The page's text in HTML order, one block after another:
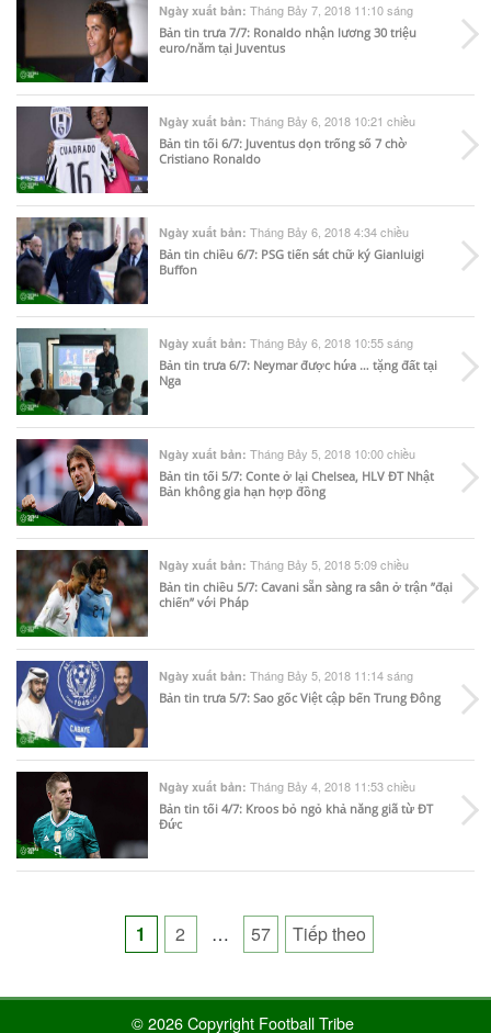
Ngày xuất bản: Tháng Bảy 7, 2018 11:10 sáng
Bản tin trưa 7/7: Ronaldo nhận lương 30 triệu
euro/năm tại Juventus
Ngày xuất bản: Tháng Bảy 6, 2018 10:21 chiều
Bản tin tối 6/7: Juventus dọn trống số 7 chờ
Cristiano Ronaldo
Ngày xuất bản: Tháng Bảy 6, 2018 4:34 chiều
Bản tin chiều 6/7: PSG tiến sát chữ ký Gianluigi
Buffon
Ngày xuất bản: Tháng Bảy 6, 2018 10:55 sáng
Bản tin trưa 6/7: Neymar được hứa … tặng đất tại
Nga
Ngày xuất bản: Tháng Bảy 5, 2018 10:00 chiều
Bản tin tối 5/7: Conte ở lại Chelsea, HLV ĐT Nhật
Bản không gia hạn hợp đồng
Ngày xuất bản: Tháng Bảy 5, 2018 5:09 chiều
Bản tin chiều 5/7: Cavani sẵn sàng ra sân ở trận ”đại
chiến” với Pháp
Ngày xuất bản: Tháng Bảy 5, 2018 11:14 sáng
Bản tin trưa 5/7: Sao gốc Việt cập bến Trung Đông
Ngày xuất bản: Tháng Bảy 4, 2018 11:53 chiều
Bản tin tối 4/7: Kroos bỏ ngỏ khả năng giã từ ĐT
Đức
Posts
pagination
1 2 … 57 Tiếp theo
© 2026 Copyright Football Tribe